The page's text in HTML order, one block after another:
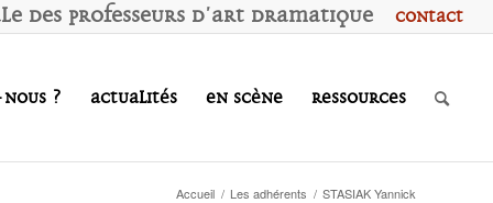
Contact
des Professeurs d'Art Dramatique
? Actualités En scène Ressources
Accueil / Les adhérents / STASIAK Yannick